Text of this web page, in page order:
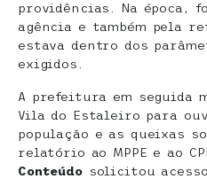
providências. Na época,
agência e também pela
estava dentro dos
exigidos.
A prefeitura em seguida
Vila do Estaleiro para
população e as queixas
relatório ao MPPE e ao
Conteúdosolicitou